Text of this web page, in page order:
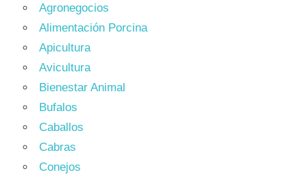
Agronegocios
Alimentación Porcina
Apicultura
Avicultura
Bienestar Animal
Bufalos
Caballos
Cabras
Conejos